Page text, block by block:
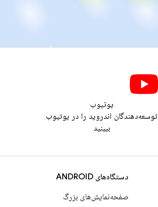
یوتیوب
توسعه‌دهندگان اندروید را در یوتیوب
ببینید
دستگاه‌های ANDROID
صفحه‌نمایش‌های بزرگ